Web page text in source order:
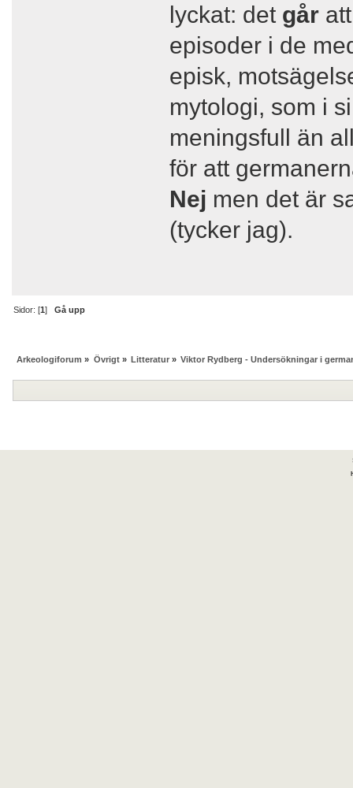
lyckat: det gåratt
episoder i de
episk,
mytologi, som i
meningsfull än
för att
Nej men det är
(tycker jag).
Sidor: [1]Gå upp
Arkeologiforum » Övrigt» Litteratur» Viktor Rydberg - Undersökningar i